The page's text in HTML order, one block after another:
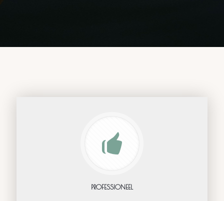
PROFESSIONEEL